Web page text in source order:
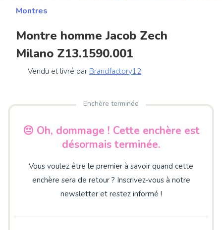
Montres
Montre homme Jacob Zech
Milano Z13.1590.001
Vendu et livré par Brandfactory12
Enchère terminée
😔 Oh, dommage ! Cette enchère est
désormais terminée.
Vous voulez être le premier à savoir quand cette
enchère sera de retour ? Inscrivez-vous à notre
newsletter et restez informé !